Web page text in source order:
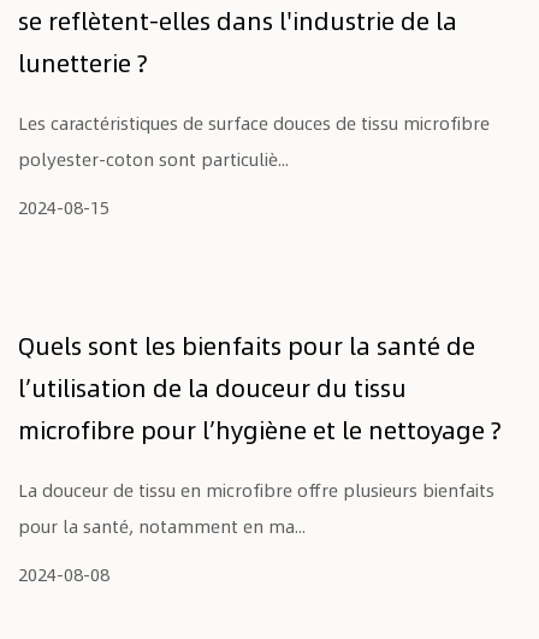
se reflètent-elles dans l'industrie de la
lunetterie ?
Les caractéristiques de surface douces de tissu microfibre
polyester-coton sont particuliè...
2024-08-15
Quels sont les bienfaits pour la santé de
l’utilisation de la douceur du tissu
microfibre pour l’hygiène et le nettoyage ?
La douceur de tissu en microfibre offre plusieurs bienfaits
pour la santé, notamment en ma...
2024-08-08